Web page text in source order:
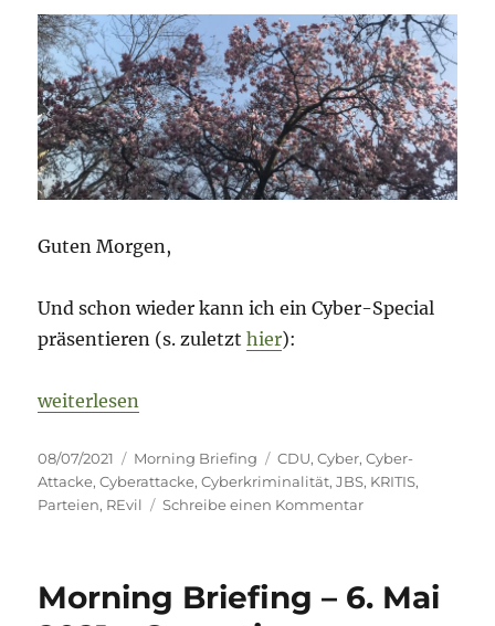
Schwächelchen….
Guten Morgen,
Und schon wieder kann ich ein Cyber-Special
präsentieren (s. zuletzthier):
„Morning Briefing – 8. Juli 2021 – Cyber – das
weiterlesen
Veröffentlicht
am
08/07/2021 Kategorien
Morning Briefing Schlagwörter
CDU,Cyber,Cyber-
Attacke,Cyberattacke,Cyberkriminalität,JBS, KRITIS,
Parteien, REvil Schreibe einen Kommentarzu
8.
Morning Briefing – 6. Mai